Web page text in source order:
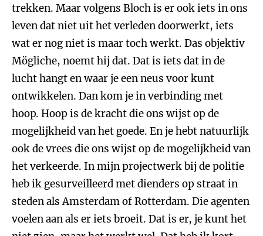
trekken. Maar volgens Bloch is er ook iets in ons
leven dat niet uit het verleden doorwerkt, iets
wat er nog niet is maar toch werkt. Das objektiv
Mögliche, noemt hij dat. Dat is iets dat in de
lucht hangt en waar je een neus voor kunt
ontwikkelen. Dan kom je in verbinding met
hoop. Hoop is de kracht die ons wijst op de
mogelijkheid van het goede. En je hebt natuurlijk
ook de vrees die ons wijst op de mogelijkheid van
het verkeerde. In mijn projectwerk bij de politie
heb ik gesurveilleerd met dienders op straat in
steden als Amsterdam of Rotterdam. Die agenten
voelen aan als er iets broeit. Dat is er, je kunt het